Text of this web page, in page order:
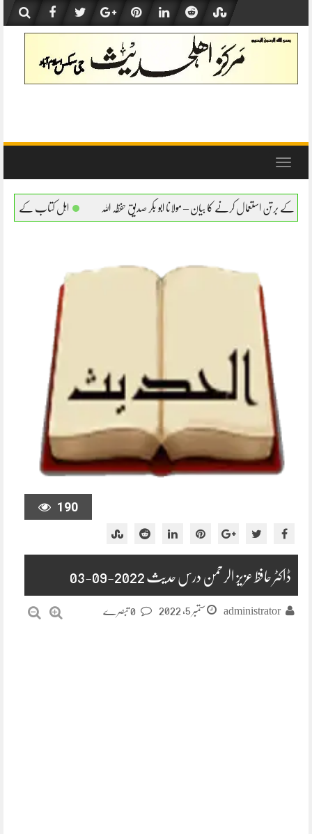
content
Toggle
– مولانا ابو بکر صدیق حفظہ اللہ اہل کتاب کے برتن استعمال کرنے کا بیان – مولانا
190
ڈاکٹر حافظ عزیز الرحمن درس حدیث 2022-09-03
administrator ستمبر 5, 2022